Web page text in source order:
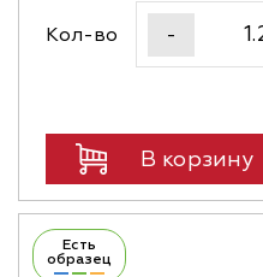
Кол-во -
В корзину
Есть
образец